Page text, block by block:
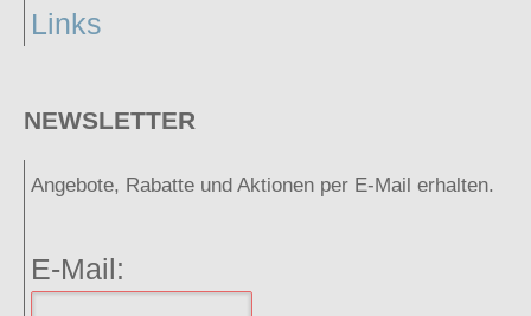
Links
NEWSLETTER
Angebote, Rabatte und Aktionen per E-Mail erhalten.
E-Mail: